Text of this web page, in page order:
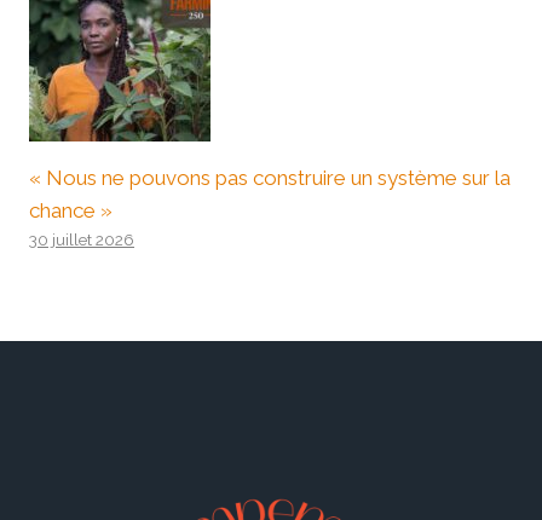
« Nous ne pouvons pas construire un système sur la
chance »
30 juillet 2026